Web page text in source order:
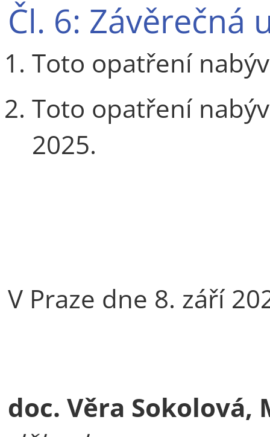
Čl. 6: Závěrečná
Toto opatření
Toto opatření
2025.
V Praze dne 8. září
doc. Věra Sokolová,